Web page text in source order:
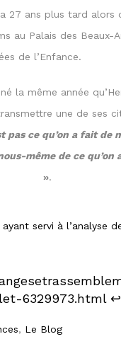
27 ans plus tard alors
au Palais des Beaux-
de l’Enfance.
la même année
une de ses
pas ce qu’on a fait de
même de ce qu’on
».
servi à l’analyse
6329973.html ↩︎
, Le Blog